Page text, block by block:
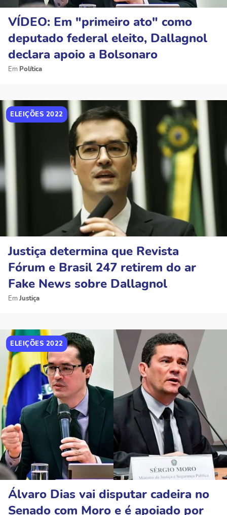
VÍDEO: Em "primeiro ato" como
deputado federal eleito, Dallagnol
declara apoio a Bolsonaro
Política
ELEIÇÕES 2022
Justiça determina que Revista
Fórum e Brasil 247 retirem do ar
Fake News sobre Dallagnol
Justiça
ELEIÇÕES 2022
Álvaro Dias vai disputar cadeira no
Senado com Moro e é apoiado por